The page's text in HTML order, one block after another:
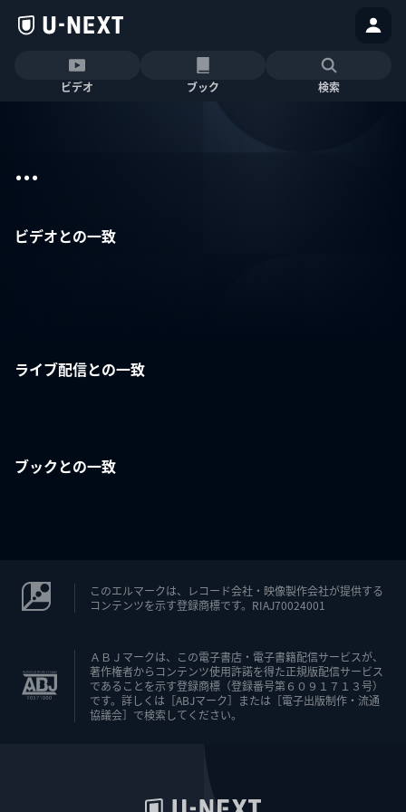
ビデオ ブック 検索
...
ビデオとの一致
ライブ配信との一致
ブックとの一致
このエルマークは、レコード会社・映像製作会社が提供する
コンテンツを示す登録商標です。RIAJ70024001
ＡＢＪマークは、この電子書店・電子書籍配信サービスが、
著作権者からコンテンツ使用許諾を得た正規版配信サービス
であることを示す登録商標（登録番号第６０９１７１３号）
です。詳しくは［ABJマーク］または［電子出版制作・流通
協議会］で検索してください。